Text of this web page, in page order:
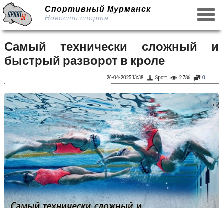
Спортивный Мурманск
Новости спорта
Самый технически сложный и
быстрый разворот в кроле
0
2 786
Sport
26-04-2025 13:38